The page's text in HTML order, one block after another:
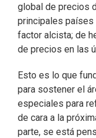
global de precios
principales países
factor alcista; de
de precios en las
Esto es lo que
para sostener el
especiales para
de cara a la
parte, se está